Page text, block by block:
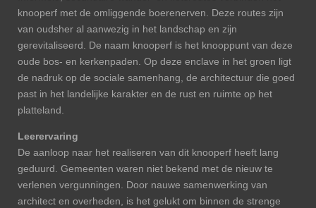
knooperf met de omliggende boerenerven. Deze routes zijn
van oudsher al aanwezig in het landschap en zijn
gerevitaliseerd. De naam knooperf is het knooppunt van deze
oude bos- en kerkenpaden. Op deze enclave in het groen ligt
de nadruk op de sociale samenhang, de architectuur die goed
past in het landelijke karakter en de rust en ruimte op het
platteland.
Leerervaring
De aanloop naar het realiseren van dit knooperf heeft lang
geduurd. Gemeenten waren niet bekend met de nieuw te
verlenen vergunningen. Door nauwe samenwerking van
architect en overheden, is het gelukt om binnen de strenge